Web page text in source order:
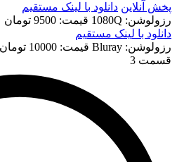
پخش آنلاین دانلود با لينک مستقيم
رزولوشن: 1080Q
قيمت: 9500 تومان
دانلود با لينک مستقيم
رزولوشن: Bluray
قيمت: 10000 تومان
قسمت 3